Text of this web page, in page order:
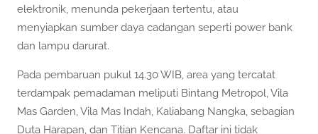
elektronik, menunda pekerjaan tertentu, atau
menyiapkan sumber daya cadangan seperti power bank
dan lampu darurat.
Pada pembaruan pukul 14.30 WIB, area yang tercatat
terdampak pemadaman meliputi Bintang Metropol, Vila
Mas Garden, Vila Mas Indah, Kaliabang Nangka, sebagian
Duta Harapan, dan Titian Kencana. Daftar ini tidak